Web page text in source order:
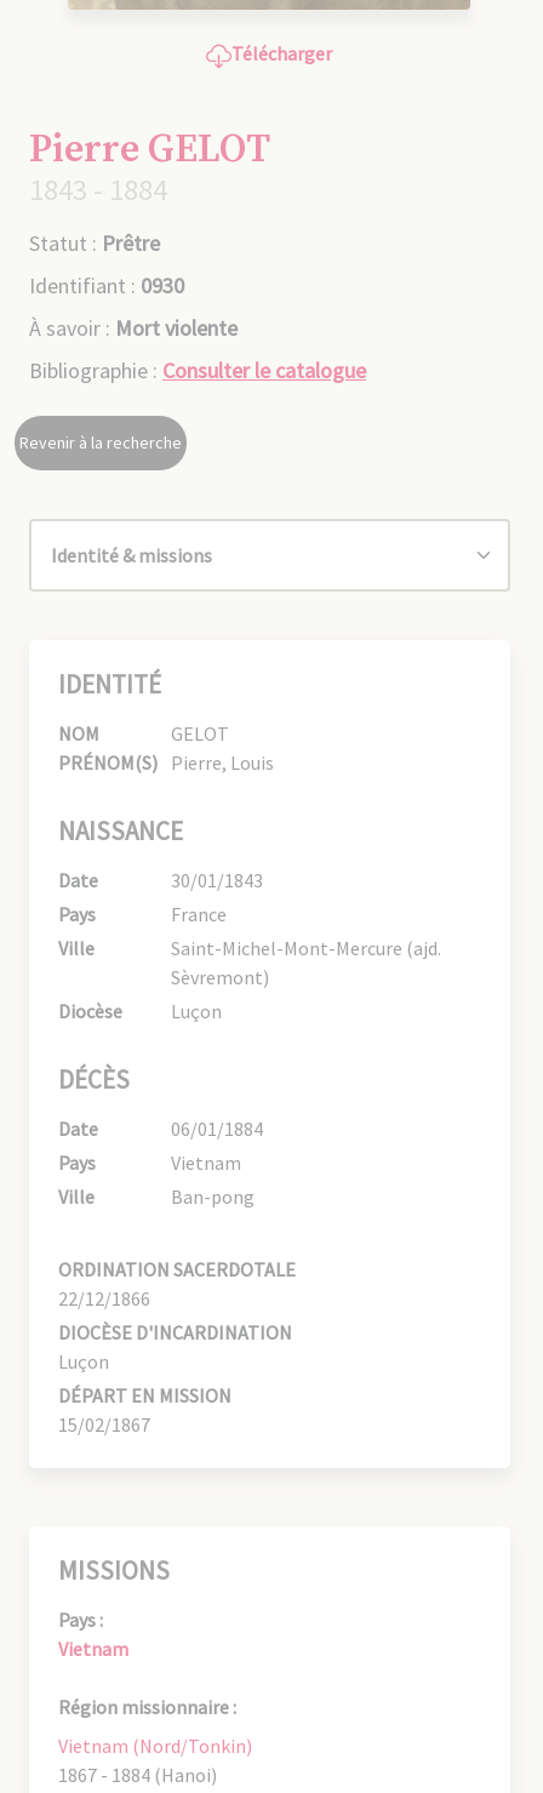
Télécharger
Pierre GELOT
1843 - 1884
Statut : Prêtre
Identifiant : 0930
À savoir : Mort violente
Bibliographie : Consulter le catalogue
Revenir à la recherche
IDENTITÉ
NOM
GELOT
PRÉNOM(S) Pierre, Louis
NAISSANCE
Date
30/01/1843
Pays
France
Ville
Saint-Michel-Mont-Mercure (ajd.
Sèvremont)
Diocèse
Luçon
DÉCÈS
Date
06/01/1884
Pays
Vietnam
Ville
Ban-pong
ORDINATION SACERDOTALE
22/12/1866
DIOCÈSE D'INCARDINATION
Luçon
DÉPART EN MISSION
15/02/1867
MISSIONS
Pays :
Vietnam
Région missionnaire :
Vietnam (Nord/Tonkin)
1867 - 1884 (Hanoi)